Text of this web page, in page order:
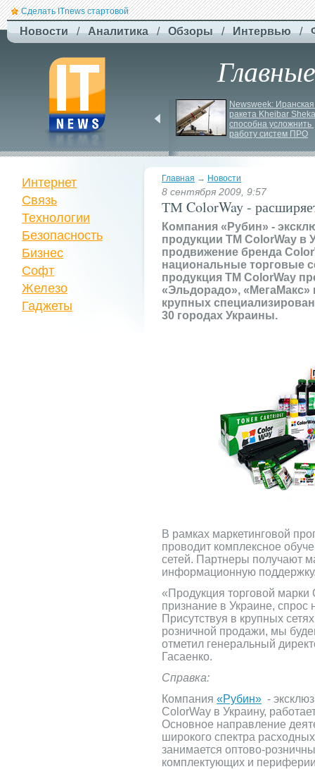
Сделать ITnews стартовой
Новости / Аналитика / Обзоры / Интервью /
серію міських квестів
маршрутами трамваїв
Newsweek: Иранская
ракета Kheibar
способна усложнить
работу систем ПРО
Главная → Новости
8 сентября 2009, 9:57
ТМ ColorWay -
Компания «Рубин» -
продукции ТМ ColorWay в
продвижение бренда
национальные торговые
продукция ТМ ColorWay
«Эльдорадо», «МегаМакс»
крупных
30 городах Украины.
В рамках маркетинговой
проводит комплексное
сетей. Партнеры получают
информационную
«Продукция торговой
признание в Украине, спрос
Присутствуя в крупных
розничной продажи, мы
отметил генеральный
Гасаенко.
Справка:
Компания «Рубин» -
ColorWay в Украину,
Основное направление
широкого спектра
занимается оптово-
комплектующих и
Интернет
Связь
Технологии
Безопасность
Бизнес
Софт
Железо
Гаджеты